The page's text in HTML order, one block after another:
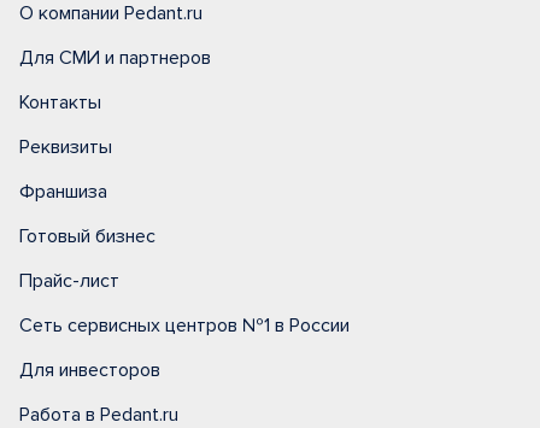
О компании Pedant.ru
Для СМИ и партнеров
Контакты
Реквизиты
Франшиза
Готовый бизнес
Прайс-лист
Сеть сервисных центров №1 в России
Для инвесторов
Работа в Pedant.ru